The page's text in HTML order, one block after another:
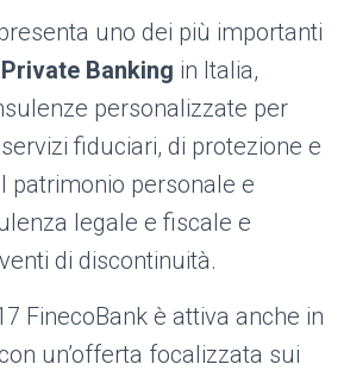
uno dei più importanti
Private Banking in Italia,
personalizzate per
fiduciari, di protezione e
patrimonio personale e
legale e fiscale e
di discontinuità.
FinecoBank è attiva anche in
un’offerta focalizzata sui